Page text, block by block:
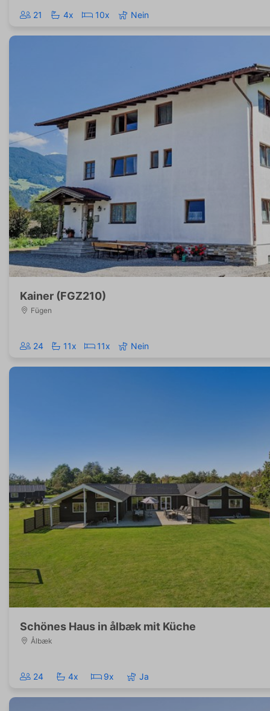
21 4x 10x Nein
Kainer (FGZ210)
Fügen
24 11x 11x Nein
Schönes Haus in ålbæk mit Küche
Ålbæk
24 4x 9x Ja